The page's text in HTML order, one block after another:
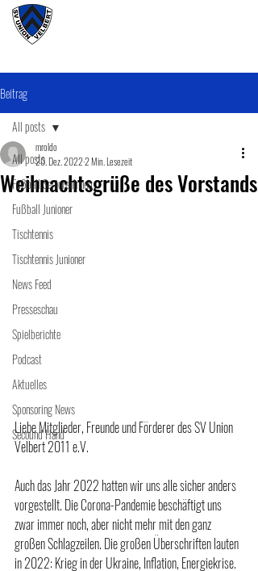
Beitrag
All posts
Fußball SeniorenInnen
Fußball Junioner
Tischtennis
Tischtennis Junioner
News Feed
Presseschau
Spielberichte
Podcast
Aktuelles
Sponsoring News
Secound Hand
All posts
Weihnachtsgrüße des Vorstands
mroldo
20. Dez. 20222 Min. Lesezeit
Liebe Mitglieder, Freunde und Förderer des SV Union
Velbert 2011 e.V.
Auch das Jahr 2022 hatten wir uns alle sicher anders
vorgestellt. Die Corona-Pandemie beschäftigt uns
zwar immer noch, aber nicht mehr mit den ganz
großen Schlagzeilen. Die großen Überschriften lauten
in 2022: Krieg in der Ukraine, Inflation, Energiekrise.